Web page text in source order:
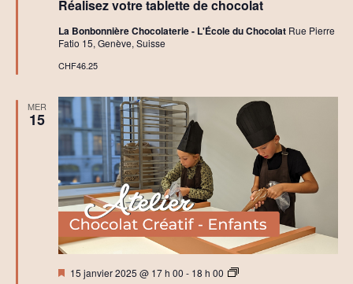
Réalisez votre tablette de chocolat
La Bonbonnière Chocolaterie - L'École du Chocolat Rue Pierre
Fatio 15, Genève, Suisse
CHF46.25
MER
15
Mis
15 janvier 2025 @ 17 h 00 - 18 h 00
A